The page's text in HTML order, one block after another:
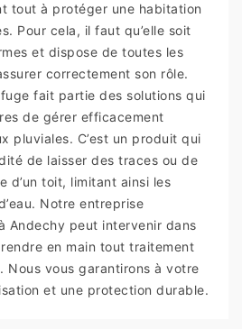
tout à protéger une habitation
Pour cela, il faut qu’elle soit
et dispose de toutes les
correctement son rôle.
fait partie des solutions qui
de gérer efficacement
pluviales. C’est un produit qui
de laisser des traces ou de
d’un toit, limitant ainsi les
Notre entreprise
Andechy peut intervenir dans
en main tout traitement
Nous vous garantirons à votre
et une protection durable.